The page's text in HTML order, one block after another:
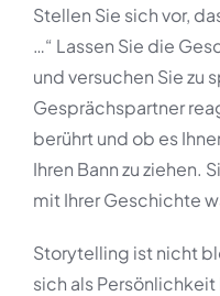
Stellen Sie sich vor,
…“ Lassen Sie die
und versuchen Sie zu
Gesprächspartner
berührt und ob es
Ihren Bann zu ziehen.
mit Ihrer Geschichte
Storytelling ist nicht
sich als